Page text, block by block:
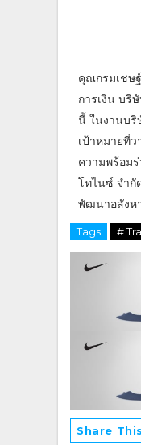
คุณกรมเชษ
การเงิน บริ
นี้ ในงานบริ
เป้าหมายที่
ความพร้อม
โทไนซ์ จำกั
พัฒนาอสังห
Tags #
Share This